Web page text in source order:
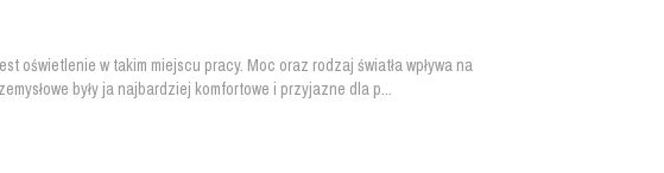
oświetlenie w takim miejscu pracy. Moc oraz rodzaj światła wpływa na
były ja najbardziej komfortowe i przyjazne dla p...